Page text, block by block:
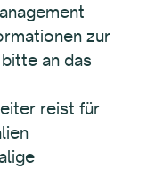
zur
an das
reist für